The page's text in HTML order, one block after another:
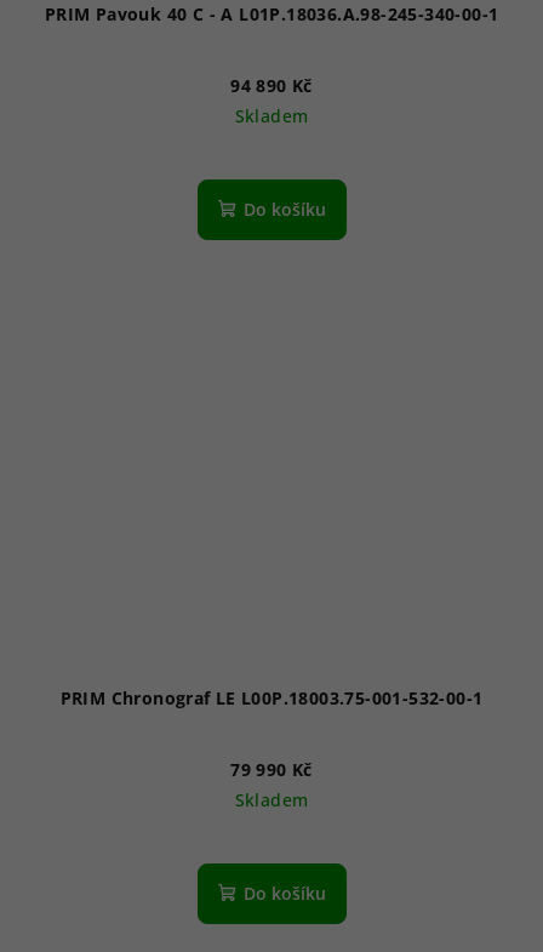
PRIM Pavouk 40 C - A L01P.18036.A.98-245-340-00-1
94 890 Kč
Skladem
Do košíku
PRIM Chronograf LE L00P.18003.75-001-532-00-1
79 990 Kč
Skladem
Do košíku